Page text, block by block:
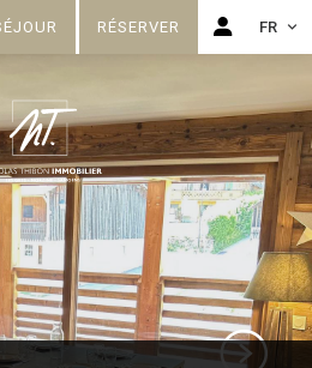
RÉSERVER FR
EN